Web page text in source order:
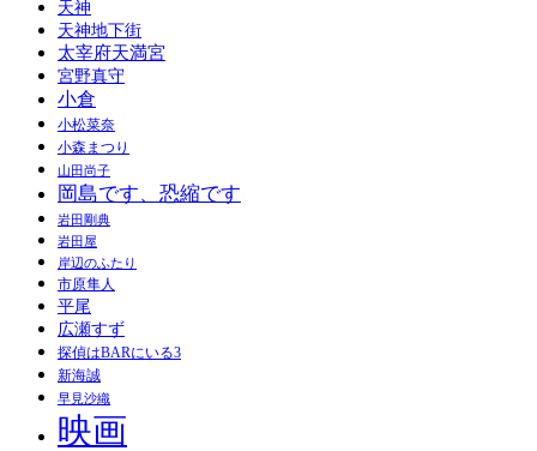
天神
天神地下街
太宰府天満宮
宮野真守
小倉
小松菜奈
小森まつり
山田尚子
岡島です、恐縮です
岩田剛典
岩田屋
岸辺のふたり
市原隼人
平尾
広瀬すず
探偵はBARにいる3
新海誠
早見沙織
映画